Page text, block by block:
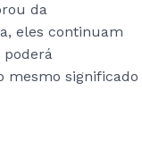
da
eles continuam
poderá
mesmo significado